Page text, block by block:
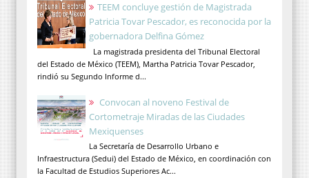
TEEM concluye gestión de Magistrada
Patricia Tovar Pescador, es reconocida por la
gobernadora Delfina Gómez
La magistrada presidenta del Tribunal Electoral
del Estado de México (TEEM), Martha Patricia Tovar Pescador,
rindió su Segundo Informe d...
Convocan al noveno Festival de
Cortometraje Miradas de las Ciudades
Mexiquenses
La Secretaría de Desarrollo Urbano e
Infraestructura (Sedui) del Estado de México, en coordinación con
la Facultad de Estudios Superiores Ac...